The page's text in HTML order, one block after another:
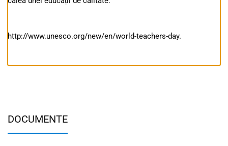
http://www.unesco.org/new/en/world-teachers-day.
DOCUMENTE